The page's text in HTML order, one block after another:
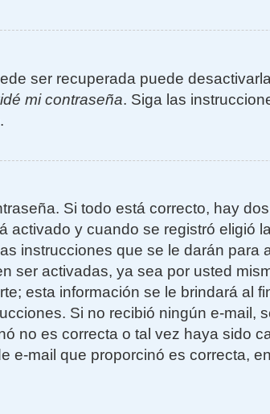
ser recuperada puede
mi contraseña. Siga las
Si todo está correcto, hay
activado y cuando se registró eligió
instrucciones que se le darán para
ser activadas, ya sea por usted
esta información se le brindará al
Si no recibió ningún e-mail,
no es correcta o tal vez haya sido
e-mail que proporcinó es correcta,